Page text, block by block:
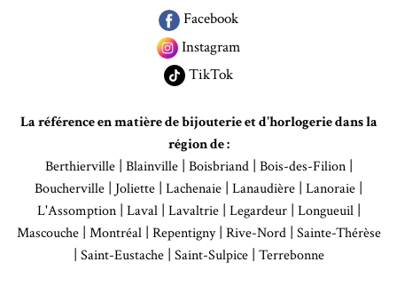
Facebook
Instagram
TikTok
La référence en matière de bijouterie et d'horlogerie dans la
région de :
Berthierville| Blainville| Boisbriand| Bois-des-Filion|
Boucherville | Joliette | Lachenaie | Lanaudière | Lanoraie |
L'Assomption| Laval| Lavaltrie| Legardeur| Longueuil|
Mascouche| Montréal| Repentigny| Rive-Nord| Sainte-Thérèse
| Saint-Eustache| Saint-Sulpice| Terrebonne